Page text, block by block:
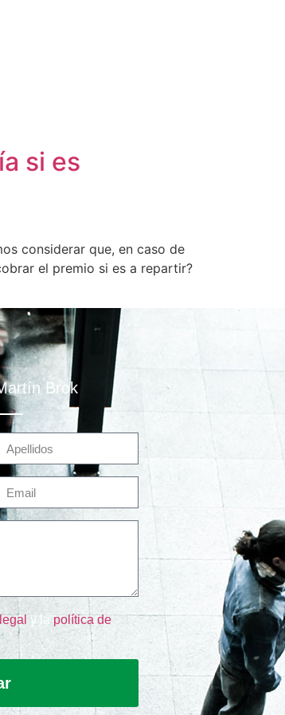
si es
considerar que, en caso de
el premio si es a repartir?
Brok
y la política de